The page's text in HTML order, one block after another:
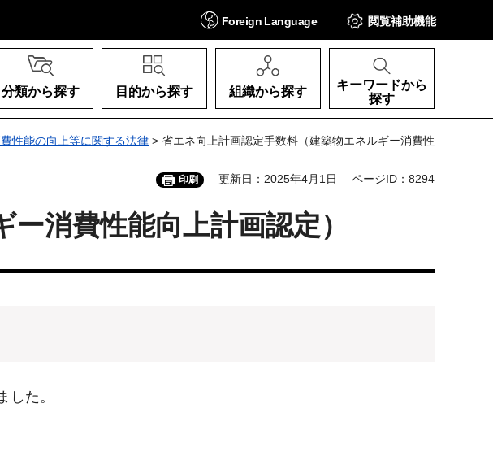
Foreign Language 閲覧補助機能
分類から探す 目的から探す 組織から探す
キーワードから
探す
性能の向上等に関する法律 > 省エネ向上計画認定手数料（建築物エネルギー消費性
印刷 更新日：2025年4月1日 ページID：8294
消費性能向上計画認定）
た。